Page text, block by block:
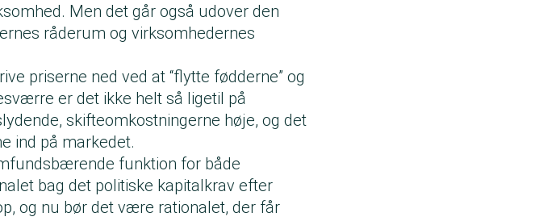
Men det går også udover den
råderum og virksomhedernes
priserne ned ved at “flytte fødderne” og
er det ikke helt så ligetil på
skifteomkostningerne høje, og det
ind på markedet.
funktion for både
bag det politiske kapitalkrav efter
og nu bør det være rationalet, der får